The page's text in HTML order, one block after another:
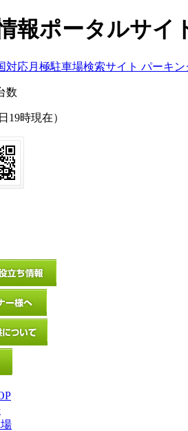
報ポータルサイ
対応月極駐車場検索サイト パーキン
数
19時現在）